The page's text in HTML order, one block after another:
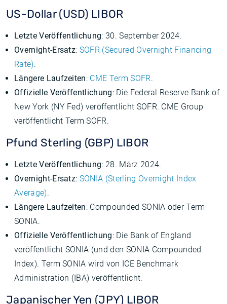
US-Dollar (USD) LIBOR
Letzte Veröffentlichung: 30. September 2024.
Overnight-Ersatz: SOFR (Secured Overnight Financing
Rate).
Längere Laufzeiten: CME Term SOFR.
Offizielle Veröffentlichung: Die Federal Reserve Bank of
New York (NY Fed) veröffentlicht SOFR. CME Group
veröffentlicht Term SOFR.
Pfund Sterling (GBP) LIBOR
Letzte Veröffentlichung: 28. März 2024.
Overnight-Ersatz: SONIA (Sterling Overnight Index
Average).
Längere Laufzeiten: Compounded SONIA oder Term
SONIA.
Offizielle Veröffentlichung: Die Bank of England
veröffentlicht SONIA (und den SONIA Compounded
Index). Term SONIA wird von ICE Benchmark
Administration (IBA) veröffentlicht.
Japanischer Yen (JPY) LIBOR